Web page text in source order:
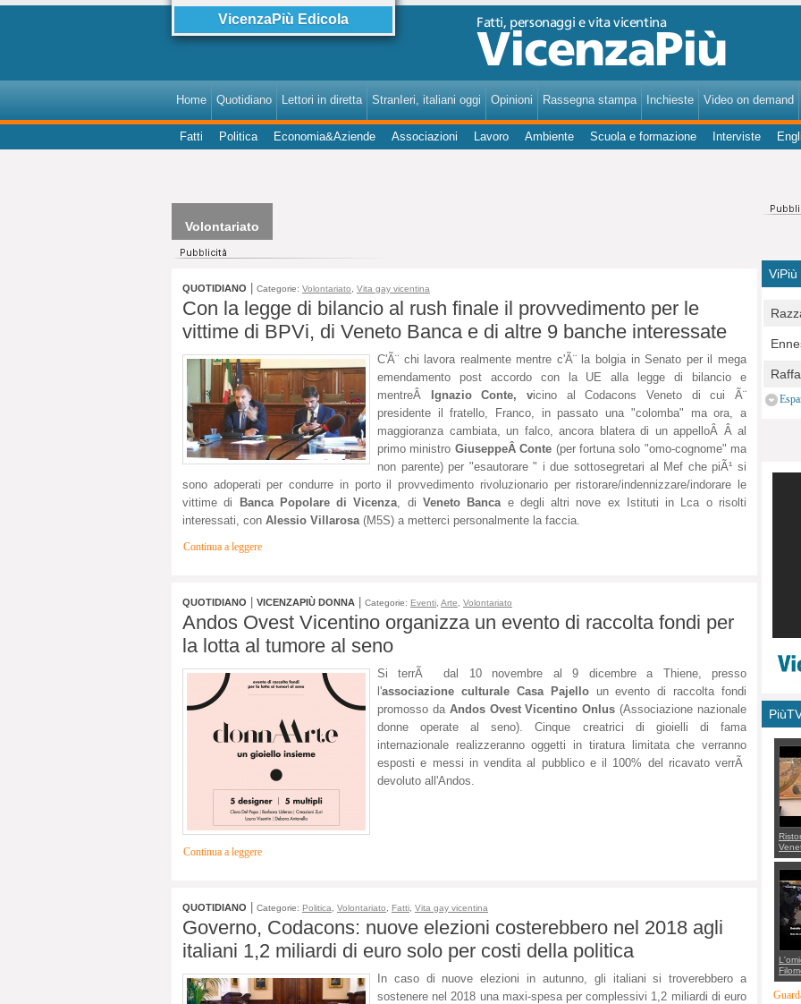
VicenzaPiù Edicola
Home Quotidiano Lettori in diretta StranIeri, italiani oggi Opinioni Rassegna stampa Inchieste Video on demand
Fatti Politica Economia&Aziende Associazioni Lavoro Ambiente Scuola e formazione Interviste
Volontariato
QUOTIDIANO Categorie: Volontariato Vita gay vicentina
Con la legge di bilancio al rush finale il provvedimento per le
vittime di BPVi, di Veneto Banca e di altre 9 banche interessate
C'Ã¨ chi lavora realmente mentre c'Ã¨ la bolgia in Senato per il mega
emendamento post accordo con la UE alla legge di bilancio e
mentreÂ
Ignazio Conte, vicino al Codacons Veneto di cui Ã¨
presidente il fratello, Franco, in passato una "colomba" ma ora, a
maggioranza cambiata, un falco, ancora blatera di un appelloÂ Â al
primo ministro GiuseppeÂ Conte (per fortuna solo "omo-cognome" ma
non parente) per "esautorare " i due sottosegretari al Mef che piÃ¹ si
sono adoperati per condurre in porto il provvedimento rivoluzionario per ristorare/indennizzare/indorare le
vittime di
Banca Popolare di Vicenza, di Veneto Bancae degli altri nove ex Istituti in Lca o risolti
interessati, con Alessio Villarosa(M5S) a metterci personalmente la faccia.
Continua a leggere
QUOTIDIANO VICENZAPIÙ DONNA Categorie: Eventi Arte Volontariato
Andos Ovest Vicentino organizza un evento di raccolta fondi per
la lotta al tumore al seno
Si terrÃ dal 10 novembre al 9 dicembre a Thiene, presso
l'associazione culturale Casa Pajelloun evento di raccolta fondi
promosso da Andos Ovest Vicentino Onlus (Associazione nazionale
donne operate al seno). Cinque creatrici di gioielli di fama
internazionale realizzeranno oggetti in tiratura limitata che verranno
esposti e messi in vendita al pubblico e il 100% del ricavato verrÃ
devoluto all'Andos.
Continua a leggere
QUOTIDIANO Categorie: Politica Volontariato Fatti Vita gay vicentina
Governo, Codacons: nuove elezioni costerebbero nel 2018 agli
italiani 1,2 miliardi di euro solo per costi della politica
In caso di nuove elezioni in autunno, gli italiani si troverebbero a
sostenere nel 2018 una maxi-spesa per complessivi 1,2 miliardi di euro
ViPiù
per
E
con